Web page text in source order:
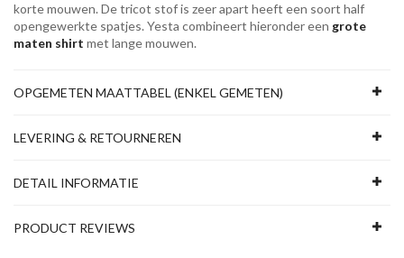
korte mouwen. De tricot stof is zeer apart heeft een soort half
opengewerkte spatjes. Yesta combineert hieronder een grote
maten shirt met lange mouwen.
OPGEMETEN MAATTABEL (ENKEL GEMETEN)
LEVERING & RETOURNEREN
DETAIL INFORMATIE
PRODUCT REVIEWS